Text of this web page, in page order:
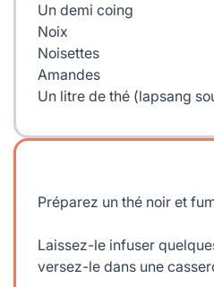
Un demi coing
Noix
Noisettes
Amandes
Un litre de thé (lapsang
Préparez un thé noir et
Laissez-le infuser
versez-le dans une